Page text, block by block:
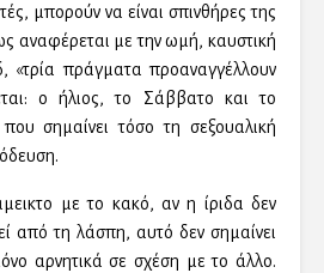
μπορούν να είναι σπινθήρες της
αναφέρεται με την ωμή, καυστική
«τρία πράγματα προαναγγέλλουν
ο ήλιος, το Σάββατο και το
σημαίνει τόσο τη σεξουαλική
με το κακό, αν η ίριδα δεν
από τη λάσπη, αυτό δεν σημαίνει
αρνητικά σε σχέση με το άλλο.